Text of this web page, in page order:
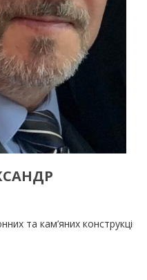
та кам’яних конструкцій